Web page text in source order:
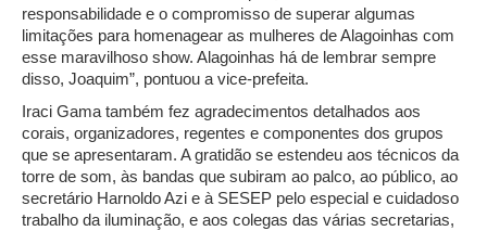
responsabilidade e o compromisso de superar algumas
limitações para homenagear as mulheres de Alagoinhas com
esse maravilhoso show. Alagoinhas há de lembrar sempre
disso, Joaquim”, pontuou a vice-prefeita.
Iraci Gama também fez agradecimentos detalhados aos
corais, organizadores, regentes e componentes dos grupos
que se apresentaram. A gratidão se estendeu aos técnicos da
torre de som, às bandas que subiram ao palco, ao público, ao
secretário Harnoldo Azi e à SESEP pelo especial e cuidadoso
trabalho da iluminação, e aos colegas das várias secretarias,